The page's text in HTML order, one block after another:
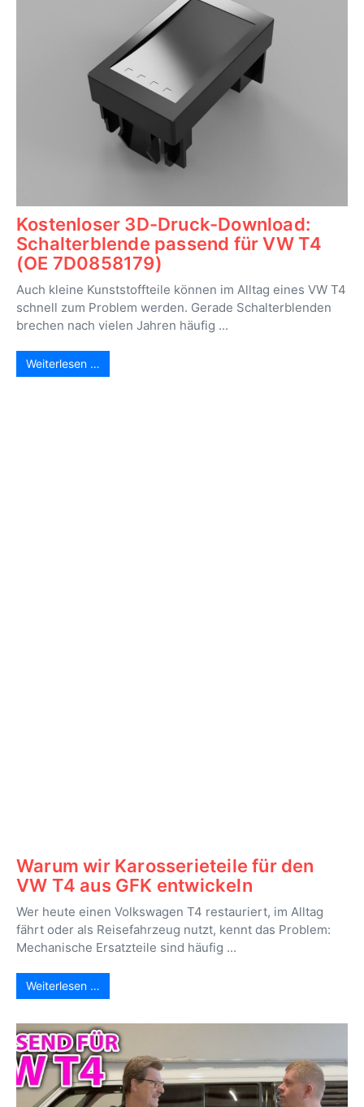
Kostenloser 3D-Druck-Download:
Schalterblende passend für VW T4
(OE 7D0858179)
Auch kleine Kunststoffteile können im Alltag eines VW T4
schnell zum Problem werden. Gerade Schalterblenden
brechen nach vielen Jahren häufig ...
Weiterlesen …
Warum wir Karosserieteile für den
VW T4 aus GFK entwickeln
Wer heute einen Volkswagen T4 restauriert, im Alltag
fährt oder als Reisefahrzeug nutzt, kennt das Problem:
Mechanische Ersatzteile sind häufig ...
Weiterlesen …